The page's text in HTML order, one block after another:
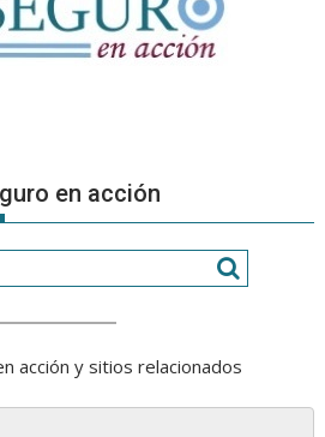
en acción
acción y sitios relacionados